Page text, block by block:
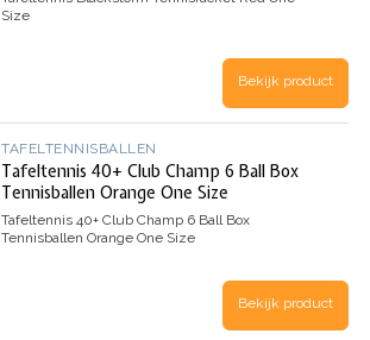
Size
Bekijk product
TAFELTENNISBALLEN
Tafeltennis 40+ Club Champ 6 Ball Box
Tennisballen Orange One Size
Tafeltennis 40+ Club Champ 6 Ball Box
Tennisballen Orange One Size
Bekijk product